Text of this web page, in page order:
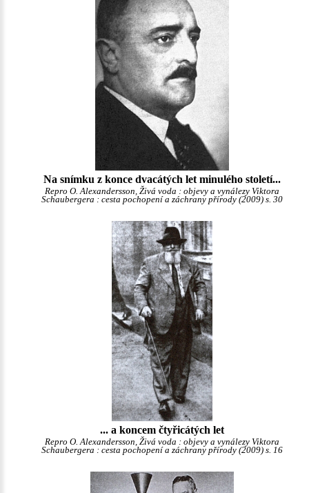
Na snímku z konce dvacátých let minulého století...
Repro O. Alexandersson, Živá voda : objevy a vynálezy Viktora
Schaubergera : cesta pochopení a záchrany přírody (2009) s. 30
... a koncem čtyřicátých let
Repro O. Alexandersson, Živá voda : objevy a vynálezy Viktora
Schaubergera : cesta pochopení a záchrany přírody (2009) s. 16